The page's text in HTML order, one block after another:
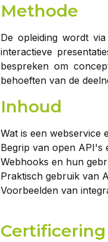
Methode
De opleiding wordt
interactieve
bespreken om
behoeften van de
Inhoud
Wat is een webservice
Begrip van open API's
Webhooks en hun
Praktisch gebruik van
Voorbeelden van
Certificering